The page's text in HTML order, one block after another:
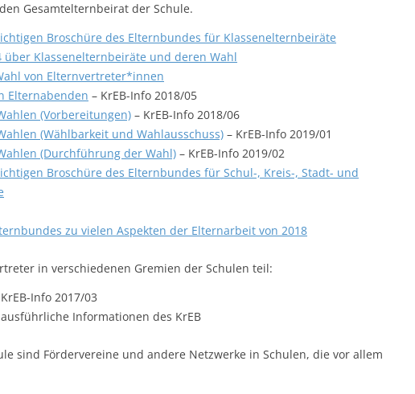
Gesamtelternbeirat der Schule.
Broschüre des Elternbundes für Klassenelternbeiräte
über Klassenelternbeiräte und deren Wahl
von Elternvertreter*innen
Elternabenden – KrEB-Info 2018/05
(Vorbereitungen) – KrEB-Info 2018/06
(Wählbarkeit und Wahlausschuss) – KrEB-Info 2019/01
(Durchführung der Wahl) – KrEB-Info 2019/02
Broschüre des Elternbundes für Schul-, Kreis-, Stadt- und
zu vielen Aspekten der Elternarbeit von 2018
in verschiedenen Gremien der Schulen teil:
Info 2017/03
Informationen des KrEB
sind Fördervereine und andere Netzwerke in Schulen, die vor allem